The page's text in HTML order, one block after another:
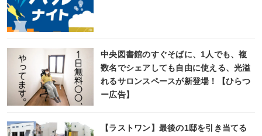
中央図書館のすぐそばに、1人でも、複
数名でシェアしても自由に使える、光溢
れるサロンスペースが新登場！【ひらつ
ー広告】
【ラストワン】最後の1邸を引き当てる